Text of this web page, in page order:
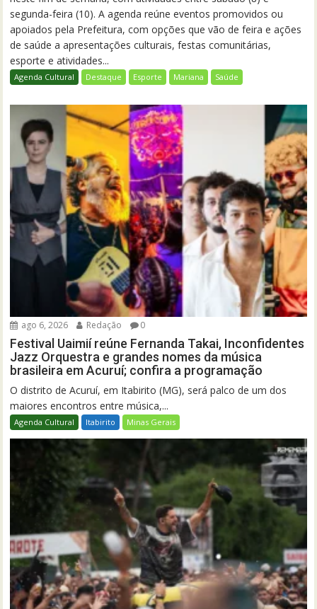
segunda-feira (10). A agenda reúne eventos promovidos ou
apoiados pela Prefeitura, com opções que vão de feira e ações
de saúde a apresentações culturais, festas comunitárias,
esporte e atividades...
Agenda Cultural Destaque Esporte Mariana Saúde
ago 6, 2026 Redação 0
Festival Uaimií reúne Fernanda Takai, Inconfidentes
Jazz Orquestra e grandes nomes da música
brasileira em Acuruí; confira a programação
O distrito de Acuruí, em Itabirito (MG), será palco de um dos
maiores encontros entre música,...
Agenda Cultural Itabirito Minas Gerais